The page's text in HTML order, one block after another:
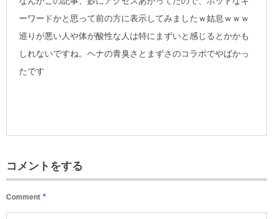
ーワードかと思って前の方に表示してみましたｗ姑息ｗｗｗ
巡りが悪い人や体が酸性な人は特にまずいと感じるとかかも
しれないですね。ヘナの青臭さとまずさのコラボでやばかっ
たです
コメントをする
Comment *